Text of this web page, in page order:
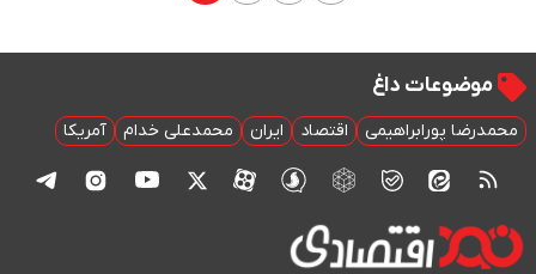
موضوعات داغ
محمدرضا پورابراهیمی اقتصاد ایران محمدعلی خدام آمریکا